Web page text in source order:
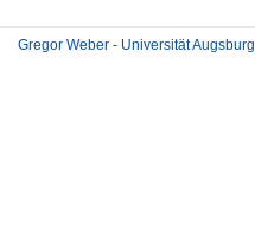
Gregor Weber - Universität Augsburg